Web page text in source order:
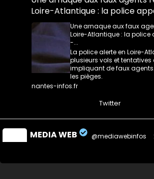
Loire-Atlantique : la police
Une arnaque aux faux
Loire-Atlantique : la
-...
La police alerte en Loire-
plusieurs vols et tentatives
impliquant de faux
les pièges.
nantes-infos.fr
Twitter
MEDIA WEB @mediawebinfos